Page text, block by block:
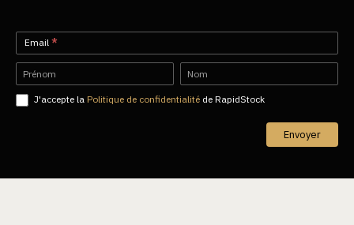
Newsletter-
FR
Email *
Name Name
J'accepte la Politique de confidentialité de RapidStock
Envoyer